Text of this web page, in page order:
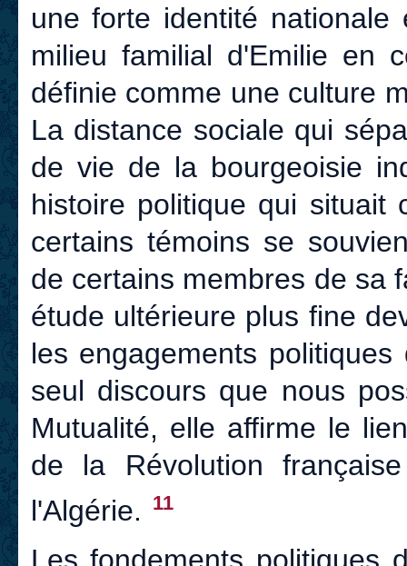
une forte identité
milieu familial d'Emilie en
définie comme une culture
La distance sociale qui
de vie de la bourgeoisie
histoire politique qui situait
certains témoins se
de certains membres de sa
étude ultérieure plus fine
les engagements
seul discours que nous
Mutualité, elle affirme le
de la Révolution
l'Algérie.
11
Les fondements politiques